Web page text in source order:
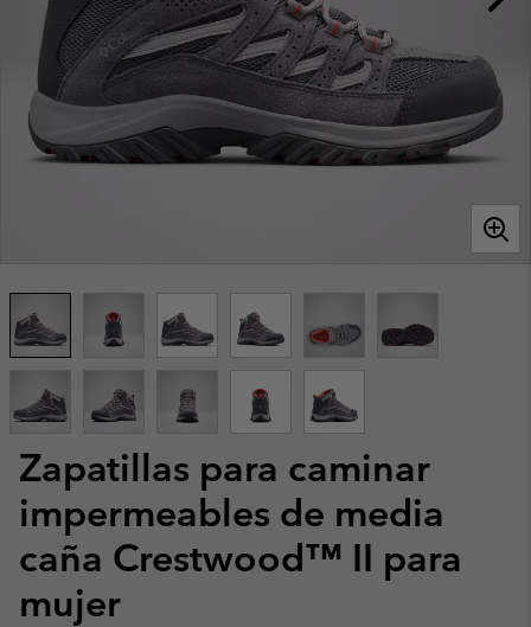
Zapatillas para caminar
impermeables de media
caña Crestwood™ II para
mujer